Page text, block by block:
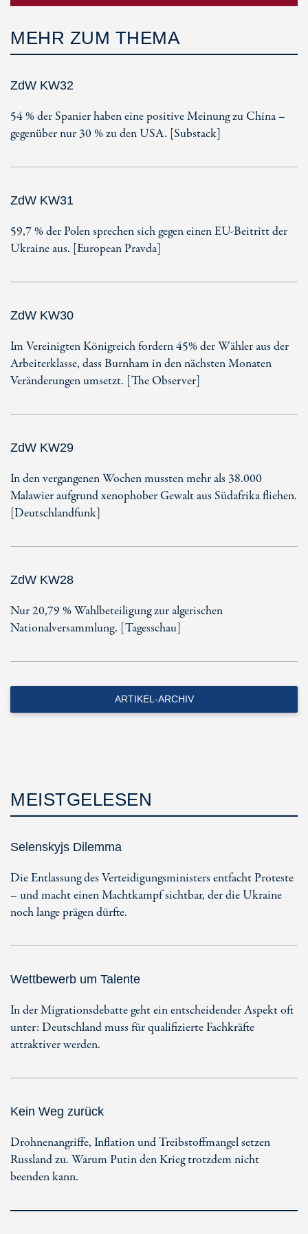
MEHR ZUM THEMA
ZdW KW32
54 % der Spanier haben eine positive Meinung zu China –
gegenüber nur 30 % zu den USA. [Substack]
ZdW KW31
59,7 % der Polen sprechen sich gegen einen EU-Beitritt der
Ukraine aus. [European Pravda]
ZdW KW30
Im Vereinigten Königreich fordern 45% der Wähler aus der
Arbeiterklasse, dass Burnham in den nächsten Monaten
Veränderungen umsetzt. [The Observer]
ZdW KW29
In den vergangenen Wochen mussten mehr als 38.000
Malawier aufgrund xenophober Gewalt aus Südafrika fliehen.
[Deutschlandfunk]
ZdW KW28
Nur 20,79 % Wahlbeteiligung zur algerischen
Nationalversammlung. [Tagesschau]
ARTIKEL-ARCHIV
MEISTGELESEN
Selenskyjs Dilemma
Die Entlassung des Verteidigungsministers entfacht Proteste
– und macht einen Machtkampf sichtbar, der die Ukraine
noch lange prägen dürfte.
Wettbewerb um Talente
In der Migrationsdebatte geht ein entscheidender Aspekt oft
unter: Deutschland muss für qualifizierte Fachkräfte
attraktiver werden.
Kein Weg zurück
Drohnenangriffe, Inflation und Treibstoffmangel setzen
Russland zu. Warum Putin den Krieg trotzdem nicht
beenden kann.